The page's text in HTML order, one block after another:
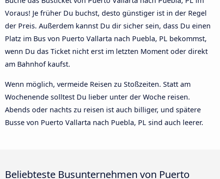
Voraus! Je früher Du buchst, desto günstiger ist in der Regel
der Preis. Außerdem kannst Du dir sicher sein, dass Du einen
Platz im Bus von Puerto Vallarta nach Puebla, PL bekommst,
wenn Du das Ticket nicht erst im letzten Moment oder direkt
am Bahnhof kaufst.
Wenn möglich, vermeide Reisen zu Stoßzeiten. Statt am
Wochenende solltest Du lieber unter der Woche reisen.
Abends oder nachts zu reisen ist auch billiger, und spätere
Busse von Puerto Vallarta nach Puebla, PL sind auch leerer.
Beliebteste Busunternehmen von Puerto